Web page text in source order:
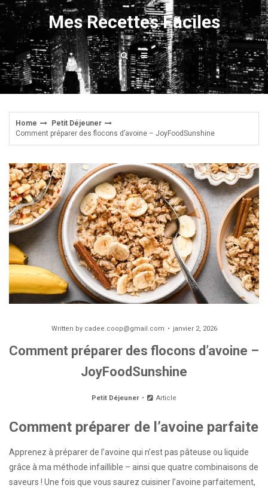
Skip
to
content
Mes Recettes Faciles
Home
Petit Déjeuner
Comment préparer des flocons d’avoine – JoyFoodSunshine
Written by cadee.coop@gmail.com janvier 2, 2026
Comment préparer des flocons d’avoine –
JoyFoodSunshine
Petit Déjeuner Article
Comment préparer de l’avoine parfaite
Apprenez à préparer de l’avoine qui n’est pas pâteuse ou liquide
grâce à ma méthode infaillible – ainsi que quatre combinaisons de
saveurs ! Une fois que vous saurez cuisiner l’avoine parfaitement,